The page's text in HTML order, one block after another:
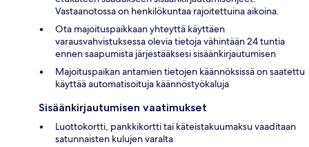
Vastaanotossa on henkilökuntaa rajoitettuina aikoina.
Ota majoituspaikkaan yhteyttä käyttäen
varausvahvistuksessa olevia tietoja vähintään 24 tuntia
ennen saapumista järjestääksesi sisäänkirjautumisen
Majoituspaikan antamien tietojen käännöksissä on saatettu
käyttää automatisoituja käännöstyökaluja
Sisäänkirjautumisen vaatimukset
Luottokortti, pankkikortti tai käteistakuumaksu vaaditaan
satunnaisten kulujen varalta